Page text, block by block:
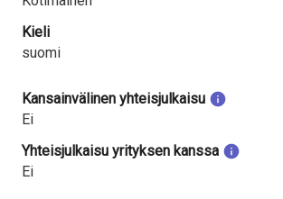
Kieli
suomi
Kansainvälinen yhteisjulkaisu
Ei
Yhteisjulkaisu yrityksen kanssa
Ei